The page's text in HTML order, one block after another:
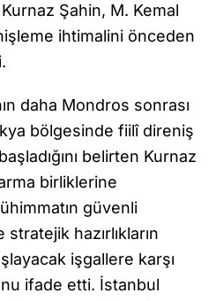
Şahin, M. Kemal
ihtimalini önceden
daha Mondros sonrası
bölgesinde fiilî direniş
belirten Kurnaz
birliklerine
güvenli
hazırlıkların
işgallere karşı
ifade etti. İstanbul